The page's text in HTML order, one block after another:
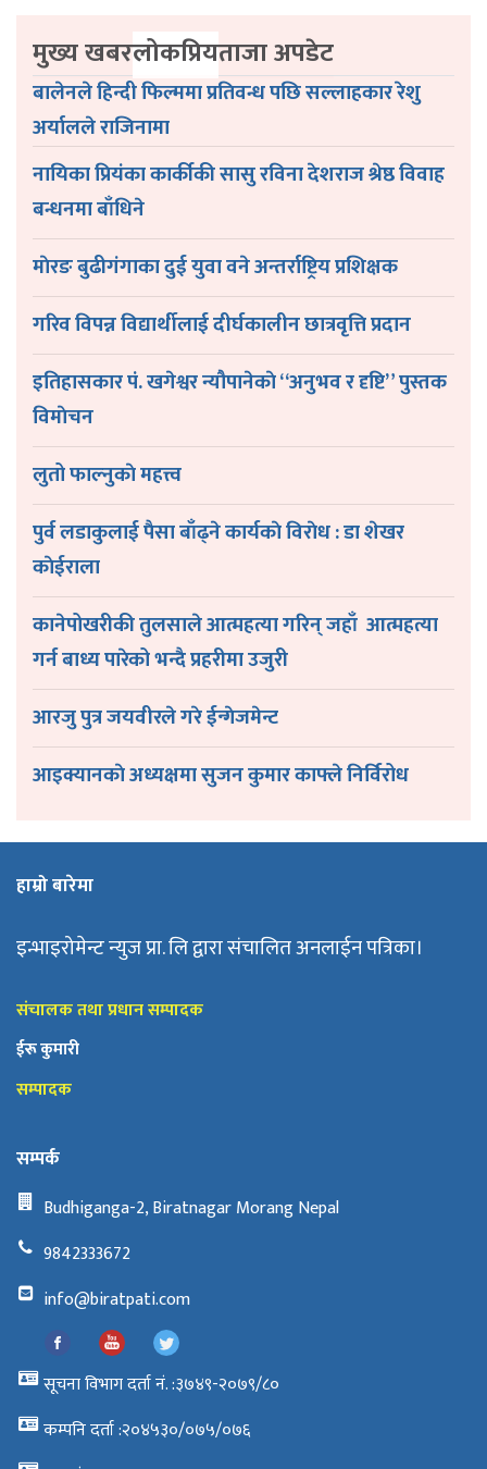
मुख्य खबरलोकप्रियताजा अपडेट
बालेनले हिन्दी फिल्ममा प्रतिवन्ध पछि सल्लाहकार रेशु
अर्यालले राजिनामा
नायिका प्रियंका कार्कीकी सासु रविना देशराज श्रेष्ठ विवाह
बन्धनमा बाँधिने
माेरङ बुढीगंगाका दुई युवा वने अन्तर्राष्ट्रिय प्रशिक्षक
गरिव विपन्न विद्यार्थीलाई दीर्घकालीन छात्रवृत्ति प्रदान
इतिहासकार पं. खगेश्वर न्यौपानेकाे “अनुभव र दृष्टि” पुस्तक
विमाेचन
लुतो फाल्नुकाे महत्त्व
पुर्व लडाकुलाई पैसा बाँढ्ने कार्यकाे विराेध : डा शेखर
काेईराला
कानेपोखरीकी तुलसाले आत्महत्या गरिन् जहाँ आत्महत्या
गर्न बाध्य पारेको भन्दै प्रहरीमा उजुरी
आरजु पुत्र जयवीरले गरे ईन्गेजमेन्ट
आइक्यानकाे अध्यक्षमा सुजन कुमार काफ्ले निर्विरोध
हाम्रो बारेमा
इन्भाइरोमेन्ट न्युज प्रा. लि द्वारा संचालित अनलाईन पत्रिका।
संचालक तथा प्रधान सम्पादक
ईरू कुमारी
सम्पादक
सम्पर्क
Budhiganga-2, Biratnagar Morang Nepal
9842333672
info@biratpati.com
सूचना विभाग दर्ता नं. :३७४९-२०७९/८०
कम्पनि दर्ता :२०४५३०/०७५/०७६